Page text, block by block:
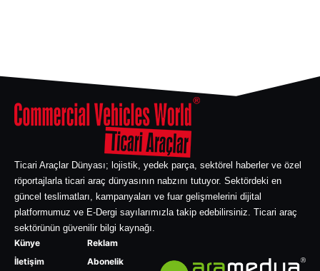
Ticari Araçlar Dünyası; lojistik, yedek parça, sektörel haberler ve özel
röportajlarla ticari araç dünyasının nabzını tutuyor. Sektördeki en
güncel teslimatları, kampanyaları ve fuar gelişmelerini dijital
platformumuz ve E-Dergi sayılarımızla takip edebilirsiniz. Ticari araç
sektörünün güvenilir bilgi kaynağı.
Künye
İletişim
Reklam
Abonelik